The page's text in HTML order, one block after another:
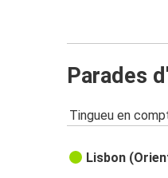
Parades
Tingueu en
Lisbon